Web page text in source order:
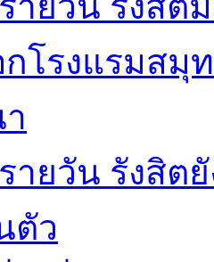
กโรงแรมสมุ
ายวัน รังสิต
ตัว